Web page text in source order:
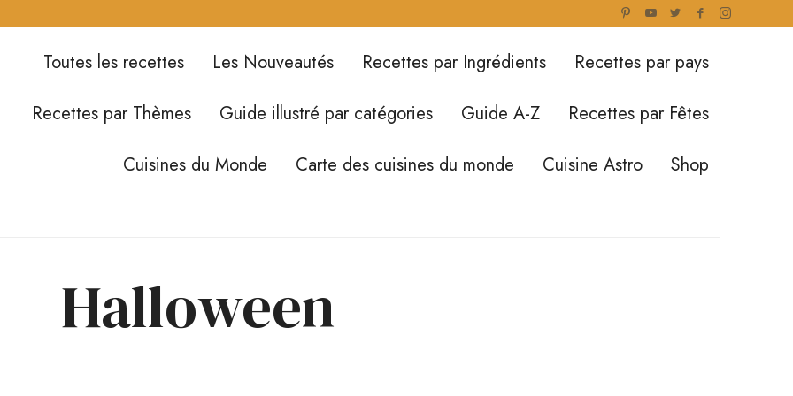
Toutes les recettes Les Nouveautés Recettes par Ingrédients
Recettes par pays
Recettes par Thèmes
Guide illustré par catégories Guide A-Z
Recettes par Fêtes
Cuisines du Monde
Carte des cuisines du monde Cuisine Astro Shop
Halloween